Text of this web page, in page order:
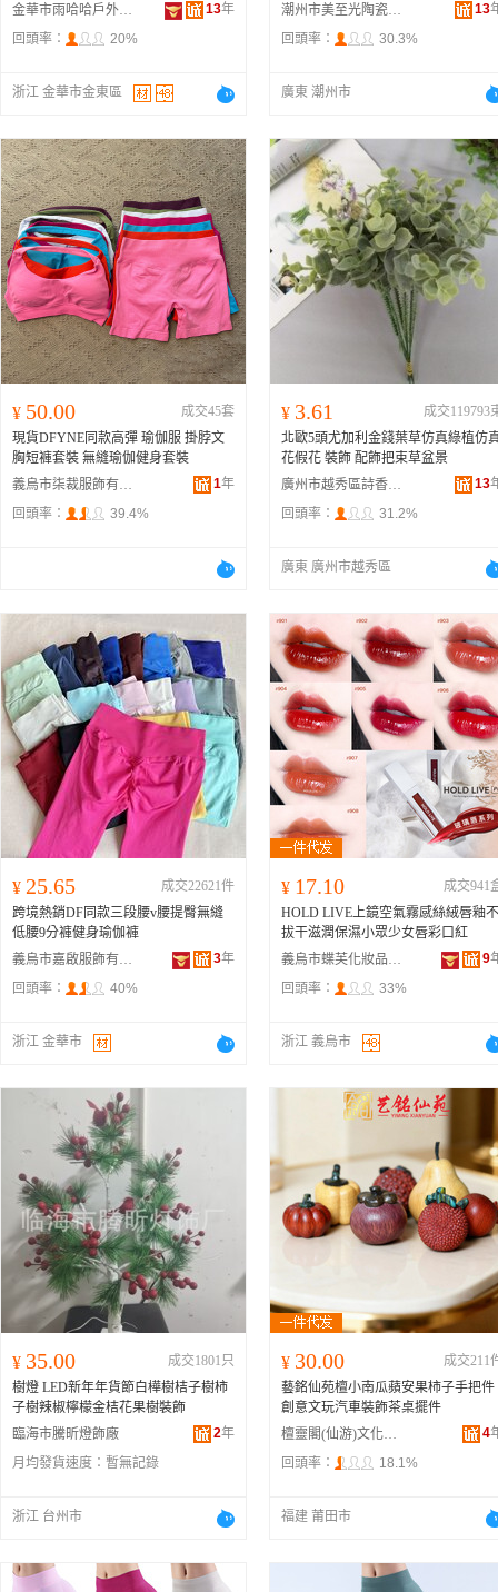
金華市雨哈哈戶外用品有限公司
13年
回頭率：
20%
浙江 金華市金東區
潮州市美至光陶瓷有限公司
13
回頭率：
30.3%
廣東 潮州市
¥ 50.00
成交45套
現貨DFYNE同款高彈 瑜伽服 掛脖文
胸短褲套裝 無縫瑜伽健身套裝
義烏市柒裁服飾有限公司
1年
回頭率：
39.4%
¥ 3.61
成交119793
北歐5頭尤加利金錢葉草仿真綠植仿
花假花 裝飾 配飾把束草盆景
廣州市越秀區詩香雅韻貿易行
13
回頭率：
31.2%
廣東 廣州市越秀區
¥ 25.65
成交22621件
跨境熱銷DF同款三段腰v腰提臀無縫
低腰9分褲健身瑜伽褲
義烏市嘉啟服飾有限公司
3年
回頭率：
40%
浙江 金華市
¥ 17.10
成交941
HOLD LIVE上鏡空氣霧感絲絨唇釉不
拔干滋潤保濕小眾少女唇彩口紅
義烏市蝶芙化妝品有限公司
9
回頭率：
33%
浙江 義烏市
¥ 35.00
成交1801只
樹燈 LED新年年貨節白樺樹桔子樹柿
子樹辣椒檸檬金桔花果樹裝飾
臨海市騰昕燈飾廠
2年
月均發貨速度： 暫無記錄
浙江 台州市
¥ 30.00
成交211
藝銘仙苑檀小南瓜蘋安果柿子手把件
創意文玩汽車裝飾茶桌擺件
檀靈閣(仙游)文化傳媒有限公司
4
回頭率：
18.1%
福建 莆田市